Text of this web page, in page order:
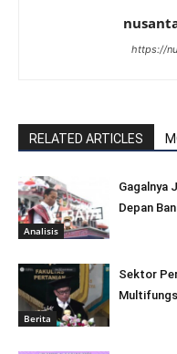
https://
RELATED ARTICLES
Analisis
Gagalnya
Depan
Berita
Sektor